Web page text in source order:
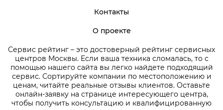
Сервис рейтинг – это достоверный рейтинг сервисных
центров Москвы. Если ваша техника сломалась, то с
помощью нашего сайта вы легко найдете подходящий
сервис. Сортируйте компании по местоположению и
ценам, читайте реальные отзывы клиентов. Оставьте
онлайн-заявку на странице интересующего центра,
чтобы получить консультацию и квалифицированную
Контакты
О проекте